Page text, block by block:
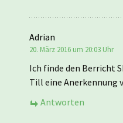
Adrian
20. März 2016 um 20:03 Uhr
Ich finde den Berricht
Till eine Anerkennung
Antworten